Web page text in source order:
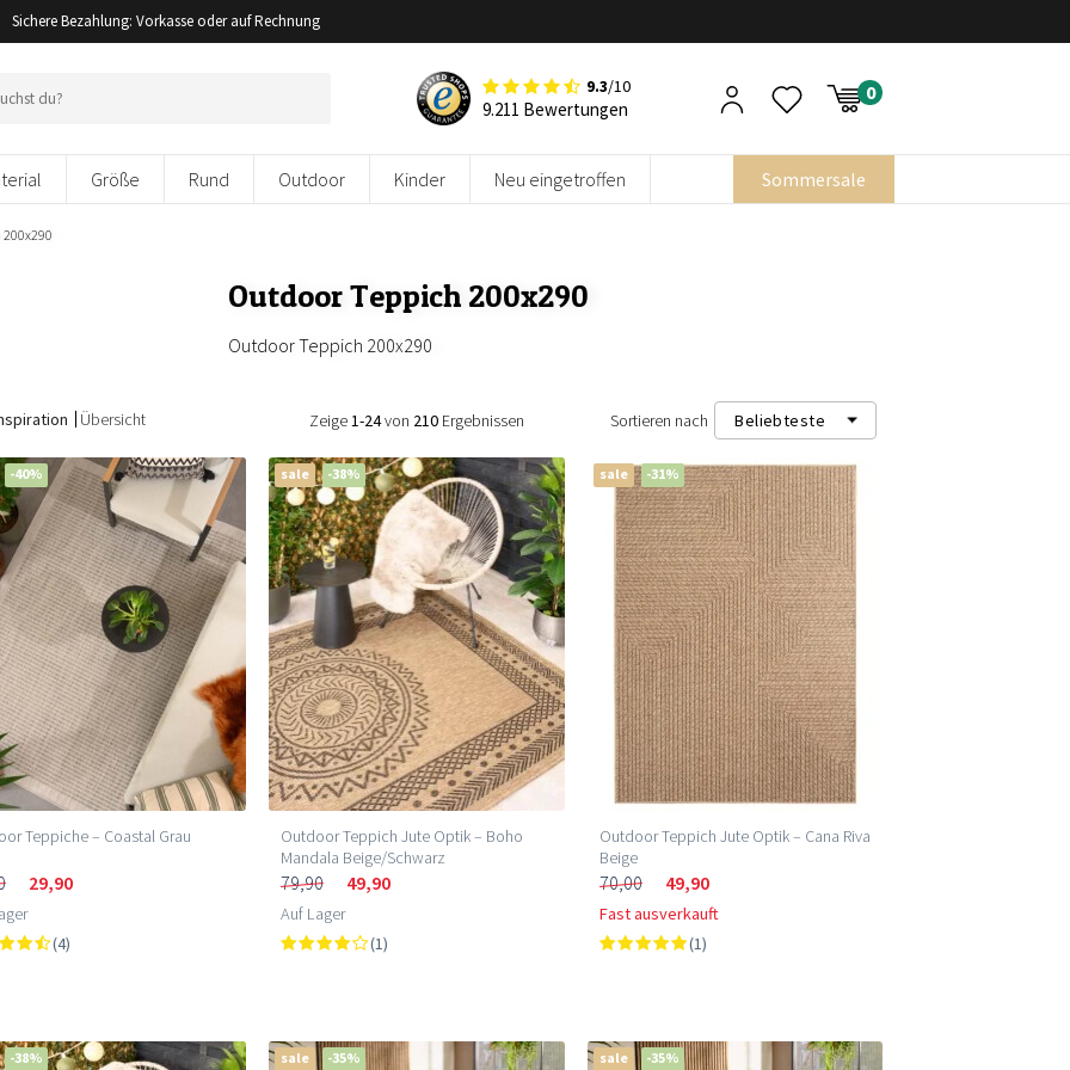
Sichere Bezahlung: Vorkasse oder auf Rechnung
9.3/10
9.211 Bewertungen
Größe Rund Outdoor Kinder Neu eingetroffen Sommersale
Outdoor Teppich 200x290
Outdoor Teppich 200x290
Übersicht Zeige1-24von 210Ergebnissen Sortieren nach Beliebteste
Beliebteste
Neueste
Niedrigster Preis (m²)
Höchster Preis (m²)
-40%
Teppiche – Coastal Grau
29,90
(4)
sale -38%
Outdoor Teppich Jute Optik – Boho
Mandala Beige/Schwarz
79,90 49,90
Auf Lager
(1)
sale -31%
Outdoor Teppich Jute Optik – Cana Riva
Beige
70,00 49,90
Fast ausverkauft
(1)
-38% sale -35% sale -35%